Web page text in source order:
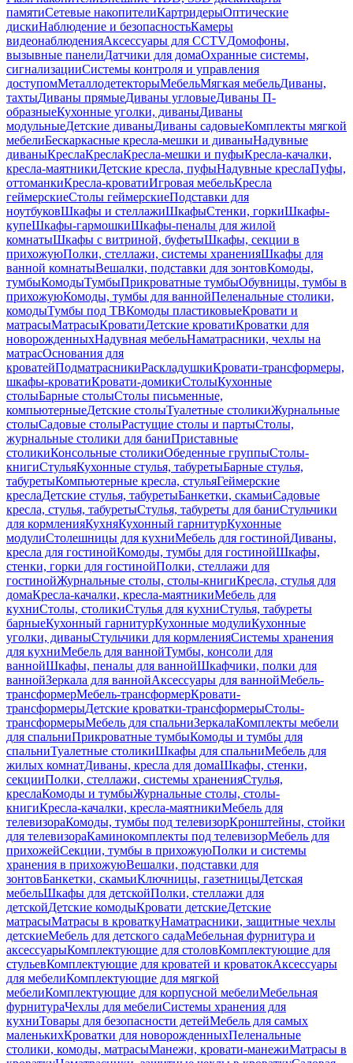
памятиСетевые накопителиКартридерыОптические
дискиНаблюдение и безопасностьКамеры
видеонаблюденияАксессуары для CCTVДомофоны,
вызывные панелиДатчики для домаОхранные системы,
сигнализацииСистемы контроля и управления
доступомМеталлодетекторыМебельМягкая мебельДиваны,
тахтыДиваны прямыеДиваны угловыеДиваны П-
образныеКухонные уголки, диваныДиваны
модульныеДетские диваныДиваны садовыеКомплекты мягкой
мебелиБескаркасные кресла-мешки и диваныНадувные
диваныКреслаКреслаКресла-мешки и пуфыКресла-качалки,
кресла-маятникиДетские кресла, пуфыНадувные креслаПуфы,
оттоманкиКресла-кроватиИгровая мебельКресла
геймерскиеСтолы геймерскиеПодставки для
ноутбуковШкафы и стеллажиШкафыСтенки, горкиШкафы-
купеШкафы-гармошкиШкафы-пеналы для жилой
комнатыШкафы с витриной, буфетыШкафы, секции в
прихожуюПолки, стеллажи, системы храненияШкафы для
ванной комнатыВешалки, подставки для зонтовКомоды,
тумбыКомодыТумбыПрикроватные тумбыОбувницы, тумбы в
прихожуюКомоды, тумбы для ваннойПеленальные столики,
комодыТумбы под ТВКомоды пластиковыеКровати и
матрасыМатрасыКроватиДетские кроватиКроватки для
новорожденныхНадувная мебельНаматрасники, чехлы на
матрасОснования для
кроватейПодматрасникиРаскладушкиКровати-трансформеры,
шкафы-кроватиКровати-домикиСтолыКухонные
столыБарные столыСтолы письменные,
компьютерныеДетские столыТуалетные столикиЖурнальные
столыСадовые столыРастущие столы и партыСтолы,
журнальные столики для баниПриставные
столикиКонсольные столикиОбеденные группыСтолы-
книгиСтульяКухонные стулья, табуретыБарные стулья,
табуретыКомпьютерные кресла, стульяГеймерские
креслаДетские стулья, табуретыБанкетки, скамьиСадовые
кресла, стулья, табуретыСтулья, табуреты для баниСтульчики
для кормленияКухняКухонный гарнитурКухонные
модулиСтолешницы для кухниМебель для гостинойДиваны,
кресла для гостинойКомоды, тумбы для гостинойШкафы,
стенки, горки для гостинойПолки, стеллажи для
гостинойЖурнальные столы, столы-книгиКресла, стулья для
домаКресла-качалки, кресла-маятникиМебель для
кухниСтолы, столикиСтулья для кухниСтулья, табуреты
барныеКухонный гарнитурКухонные модулиКухонные
уголки, диваныСтульчики для кормленияСистемы хранения
для кухниМебель для ваннойТумбы, консоли для
ваннойШкафы, пеналы для ваннойШкафчики, полки для
ваннойЗеркала для ваннойАксессуары для ваннойМебель-
трансформерМебель-трансформерКровати-
трансформерыДетские кроватки-трансформерыСтолы-
трансформерыМебель для спальниЗеркалаКомплекты мебели
для спальниПрикроватные тумбыКомоды и тумбы для
спальниТуалетные столикиШкафы для спальниМебель для
жилых комнатДиваны, кресла для домаШкафы, стенки,
секцииПолки, стеллажи, системы храненияСтулья,
креслаКомоды и тумбыЖурнальные столы, столы-
книгиКресла-качалки, кресла-маятникиМебель для
телевизораКомоды, тумбы под телевизорКронштейны, стойки
для телевизораКаминокомплекты под телевизорМебель для
прихожейСекции, тумбы в прихожуюПолки и системы
хранения в прихожуюВешалки, подставки для
зонтовБанкетки, скамьиКлючницы, газетницыДетская
мебельШкафы для детскойПолки, стеллажи для
детскойДетские комодыКровати детскиеДетские
матрасыМатрасы в кроваткуНаматрасники, защитные чехлы
детскиеМебель для детского садаМебельная фурнитура и
аксессуарыКомплектующие для столовКомплектующие для
стульевКомплектующие для кроватей и кроватокАксессуары
для мебелиКомплектующие для мягкой
мебелиКомплектующие для корпусной мебелиМебельная
фурнитураЧехлы для мебелиСистемы хранения для
кухниТовары для безопасности детейМебель для самых
маленькихКроватки для новорожденныхПеленальные
столики, комоды, матрасыМанежи, кровати-манежиМатрасы в